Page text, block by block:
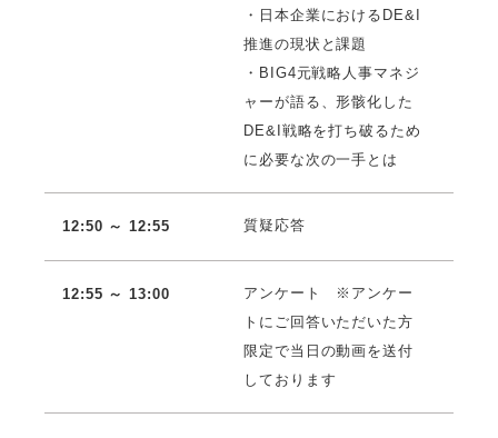
・日本企業におけるDE&I
推進の現状と課題
・BIG4元戦略人事マネジ
ャーが語る、形骸化した
DE&I戦略を打ち破るため
に必要な次の一手とは
12:50 ～ 12:55 質疑応答
12:55 ～ 13:00
アンケート ※アンケー
トにご回答いただいた方
限定で当日の動画を送付
しております